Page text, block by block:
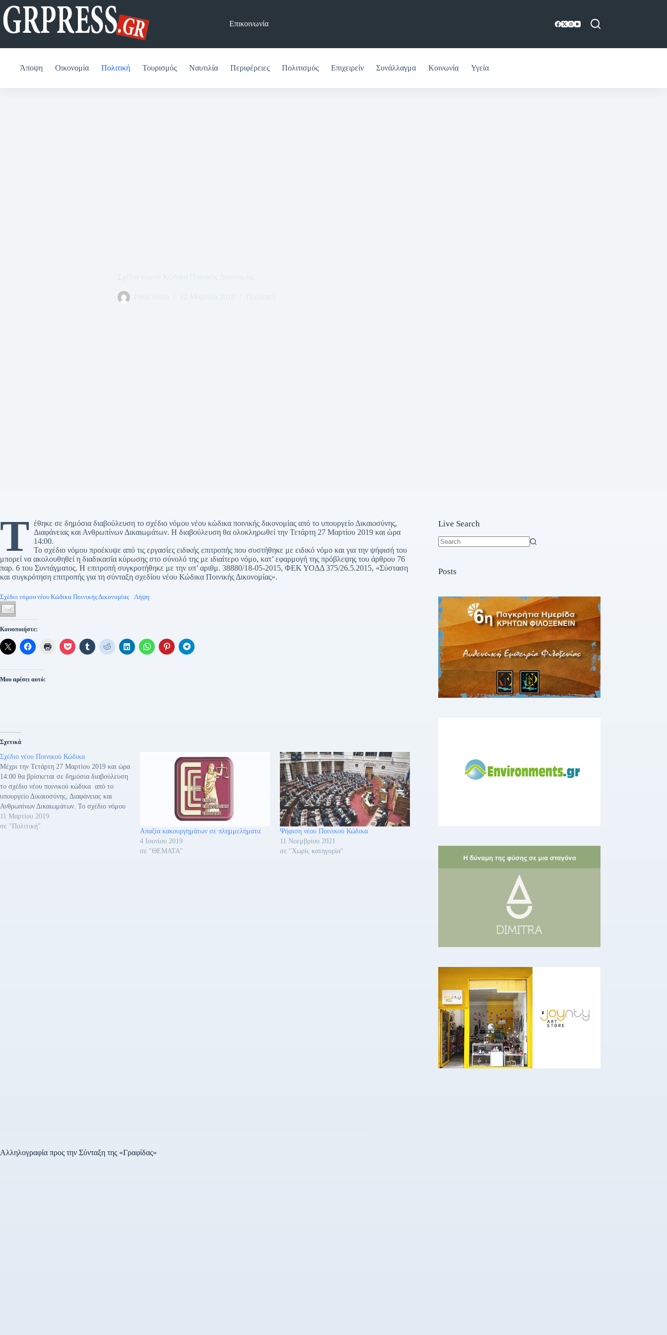
Μετάβαση
στο
περιεχόμενο
Επικοινωνία
Άποψη Οικονομία Πολιτική Τουρισμός Ναυτιλία Περιφέρειες Πολιτισμός Επιχειρείν Συνάλλαγμα Κοινωνία Υγεία
Τ έθηκε σε δημόσια διαβούλευση το σχέδιο νόμου νέου κώδικα ποινικής δικονομίας από το υπουργείο Δικαιοσύνης,
Διαφάνειας και Ανθρωπίνων Δικαιωμάτων. Η διαβούλευση θα ολοκληρωθεί την Τετάρτη 27 Μαρτίου 2019 και ώρα
14:00.
Το σχέδιο νόμου προέκυψε από τις εργασίες ειδικής επιτροπής που συστήθηκε με ειδικό νόμο και για την ψήφισή του
μπορεί να ακολουθηθεί η διαδικασία κύρωσης στο σύνολό της με ιδιαίτερο νόμο, κατ’ εφαρμογή της πρόβλεψης του άρθρου 76
παρ. 6 του Συντάγματος. Η επιτροπή συγκροτήθηκε με την υπ’ αριθμ. 38880/18-05-2015, ΦΕΚ ΥΟΔΔ 375/26.5.2015, «Σύσταση
και συγκρότηση επιτροπής για τη σύνταξη σχεδίου νέου Κώδικα Ποινικής Δικονομίας».
Σχέδιο νόμου νέου Κώδικα Ποινικής Δικονομίας Λήψη
Κοινοποιήστε:
Μου αρέσει αυτό:
Σχετικά
Σχέδιο νέου Ποινικού Κώδικα
Μέχρι την Τετάρτη 27 Μαρτίου 2019 και ώρα
14:00 θα βρίσκεται σε δημόσια διαβούλευση
το σχέδιο νέου ποινικού κώδικα από το
υπουργείο Δικαιοσύνης, Διαφάνειας και
Ανθρωπίνων Δικαιωμάτων. Το σχέδιο νόμου
προέκυψε από τις εργασίες ειδικής επιτροπής
που συστήθηκε με ειδικό νόμο και για την
11 Μαρτίου 2019
σε "Πολιτική"
Απαξία κακουργημάτων σε πλημμελήματα
4 Ιουνίου 2019
σε "ΘΕΜΑΤΑ"
Ψήφιση νέου Ποινικού Κώδικα
11 Νοεμβρίου 2021
σε "Χωρίς κατηγορία"
Live Search
Posts
Αλληλογραφία προς την Σύνταξη της «Γραφίδας»